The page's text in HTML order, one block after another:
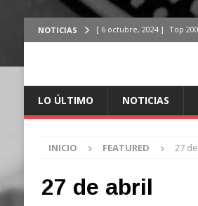
NOTICIAS [ 6 octubre, 2024 ] Top
ÚLTIMO
ÚLTIMO
LO ÚLTIMO NOTICIAS
INICIO FEATURED 27
27 de abril